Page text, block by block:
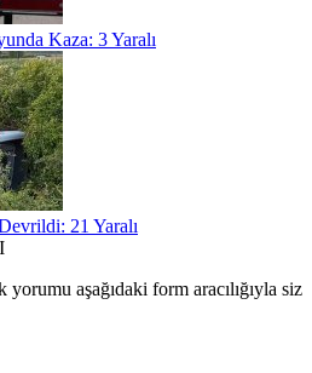
Kaza: 3 Yaralı
21 Yaralı
aşağıdaki form aracılığıyla siz